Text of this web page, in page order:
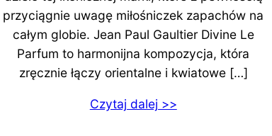
przyciągnie uwagę miłośniczek zapachów na
całym globie. Jean Paul Gaultier Divine Le
Parfum to harmonijna kompozycja, która
zręcznie łączy orientalne i kwiatowe […]
Czytaj dalej >>